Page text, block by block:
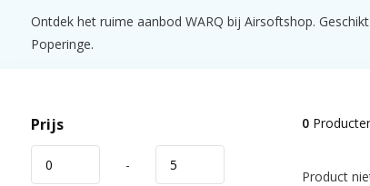
Ontdek het ruime aanbod WARQ bij Airsoftshop.
Poperinge.
Prijs
-
0
Product